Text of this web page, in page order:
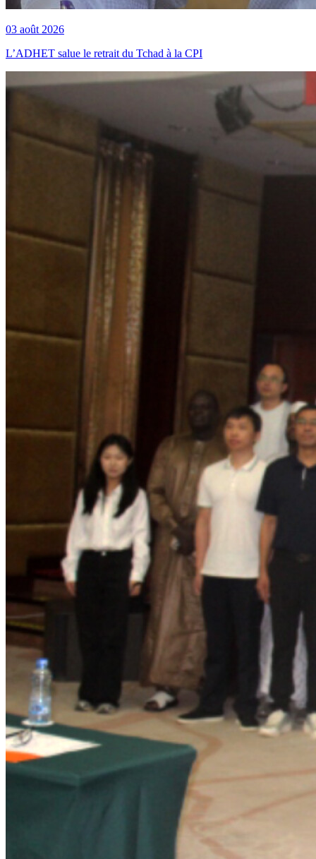
03 août 2026
L’ADHET salue le retrait du Tchad à la CPI